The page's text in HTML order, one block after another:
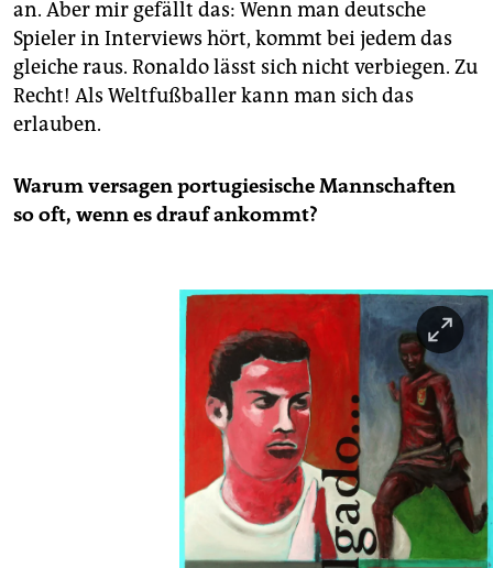
an. Aber mir gefällt das: Wenn man deutsche
Spieler in Interviews hört, kommt bei jedem das
gleiche raus. Ronaldo lässt sich nicht verbiegen. Zu
Recht! Als Weltfußballer kann man sich das
erlauben.
Warum versagen portugiesische Mannschaften
so oft, wenn es drauf ankommt?